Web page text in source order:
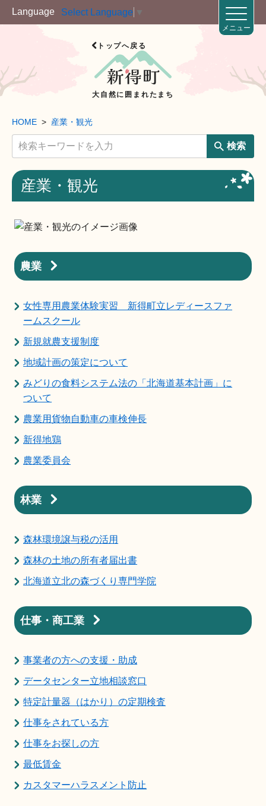
Language Select Language
トップへ戻る
大自然に囲まれたまち
メニュー
HOME 産業・観光
検索
産業・観光
農業
女性専用農業体験実習 新得町立レディースファ
ームスクール
新規就農支援制度
地域計画の策定について
みどりの食料システム法の「北海道基本計画」に
ついて
農業用貨物自動車の車検伸長
新得地鶏
農業委員会
林業
森林環境譲与税の活用
森林の土地の所有者届出書
北海道立北の森づくり専門学院
仕事・商工業
事業者の方への支援・助成
データセンター立地相談窓口
特定計量器（はかり）の定期検査
仕事をされている方
仕事をお探しの方
最低賃金
カスタマーハラスメント防止